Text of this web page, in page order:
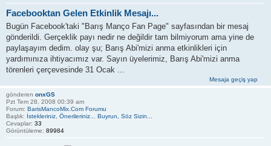
Facebooktan Gelen Etkinlik Mesajı...
Bugün Facebook'taki "Barış Manço Fan Page" sayfasından bir mesaj
gönderildi. Gerçeklik payı nedir ne değildir tam bilmiyorum ama yine de
paylaşayım dedim. olay şu; Barış Abi'mizi anma etkinlikleri için
yardımınıza ihtiyacımız var. Sayın üyelerimiz, Barış Abi'mizi anma
törenleri çerçevesinde 31 Ocak ...
Mesaja geçiş yap
gönderen onxGS
Pzt Tem 28, 2008 00:39 am
Forum: BarisMancoMix.Com Forumu
Başlık: İstekleriniz, Önerileriniz... Buyrun, Söz Sizin...
Cevaplar: 33
Görüntüleme: 89984